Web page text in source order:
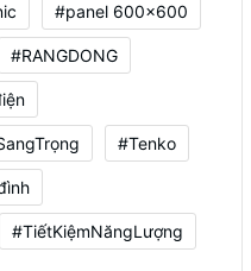
#panel 600x600
#RANGDONG
#Tenko
#TiếtKiệmNăngLượng